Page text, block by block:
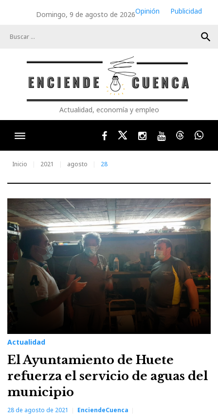
Domingo, 9 de agosto de 2026Opinión
Publicidad
search
Actualidad, economía y empleo
FacebookTwitterInstagram
YoutubeThreads
Inicio 2021 agosto 28
Día:
28
de
agosto
de
2021
Actualidad
El Ayuntamiento de Huete
refuerza el servicio de aguas del
municipio
28 de agosto de 2021 EnciendeCuenca